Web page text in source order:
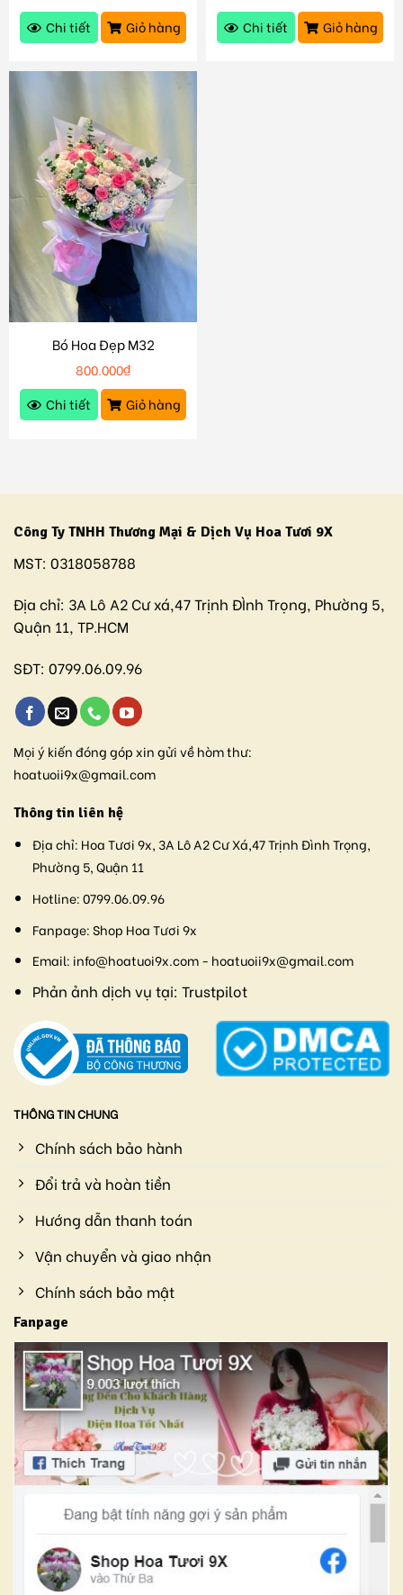
Chi tiết
Giỏ hàng
Chi tiết
Giỏ hàng
Bó Hoa Đẹp M32
800.000₫
Chi tiết
Giỏ hàng
Công Ty TNHH Thương Mại & Dịch Vụ Hoa Tươi 9X
MST: 0318058788
Địa chỉ: 3A Lô A2 Cư xá,47 Trịnh ĐÌnh Trọng, Phường 5,
Quận 11, TP.HCM
SĐT: 0799.06.09.96
Mọi ý kiến đóng góp xin gửi về hòm thư:
hoatuoii9x@gmail.com
Thông tin liên hệ
Địa chỉ: Hoa Tươi 9x, 3A Lô A2 Cư Xá,47 Trịnh Đình Trọng,
Phường 5, Quận 11
Hotline:0799.06.09.96
Fanpage:Shop Hoa Tươi 9x
Email: info@hoatuoi9x.com - hoatuoii9x@gmail.com
Phản ảnh dịch vụ tại: Trustpilot
THÔNG TIN CHUNG
Chính sách bảo hành
Đổi trả và hoàn tiền
Hướng dẫn thanh toán
Vận chuyển và giao nhận
Chính sách bảo mật
Fanpage